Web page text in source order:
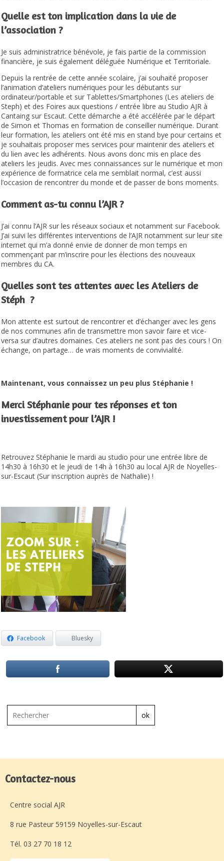
Quelle est ton implication dans la vie de
l’association ?
Je suis administratrice bénévole, je fais partie de la commission
financière, je suis également déléguée Numérique et Territoriale.
Depuis la rentrée de cette année scolaire, j’ai souhaité proposer
l’animation d’ateliers numériques pour les débutants sur
ordinateur/portable et sur Tablettes/Smartphones (Les ateliers de
Steph) et des Foires aux questions / entrée libre au Studio AJR à
Cantaing sur Escaut. Cette démarche a été accélérée par le départ
de Simon et Thomas en formation de conseiller numérique. Durant
leur formation, les ateliers ont été mis en stand bye pour certains et
je souhaitais proposer mes services pour maintenir des ateliers et
du lien avec les adhérents. Nous avons donc mis en place des
ateliers les jeudis. Avec mes connaissances sur le numérique et mon
expérience de formatrice cela me semblait normal, c’est aussi
l’occasion de rencontrer du monde et de passer de bons moments.
Comment as-tu connu l’AJR ?
J’ai connu l’AJR sur les réseaux sociaux et notamment sur Facebook.
J’ai suivi les différentes interventions de l’AJR notamment sur leur site
internet qui m’a donné envie de donner de mon temps en
commençant par m’inscrire pour les élections des nouveaux
membres du CA.
Quelles sont tes attentes avec les Ateliers de
Stéph ?
Mon attente est surtout de rencontrer et d’échanger avec les gens
de nos communes afin de transmettre mon savoir faire et vice-
versa sur d’autres domaines. Ces ateliers ne sont pas des cours ! On
échange, on partage… de vrais moments de convivialité.
Maintenant, vous connaissez un peu plus Stéphanie !
Merci Stéphanie pour tes réponses et ton
investissement pour l’AJR !
Retrouvez Stéphanie le mardi au studio pour une entrée libre de
14h30 à 16h30 et le jeudi de 14h à 16h30 au local AJR de Noyelles-
sur-Escaut (Sur inscription auprès de Nathalie) !
Facebook Bluesky
ok
Contactez-nous
Centre social AJR
8 rue Pasteur 59159 Noyelles-sur-Escaut
Tél. 03 27 70 18 12